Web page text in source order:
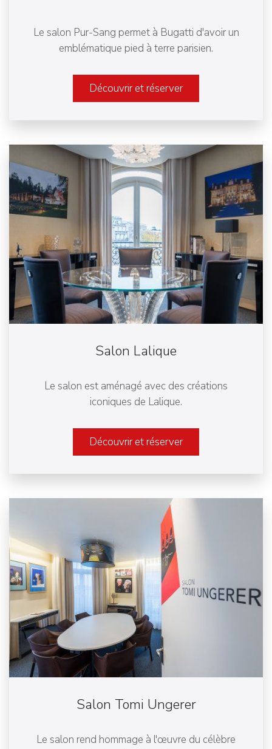
Le salon Pur-Sang permet à Bugatti d'avoir un
emblématique pied à terre parisien.
Découvrir et réserver
Salon Lalique
Le salon est aménagé avec des créations
iconiques de Lalique.
Découvrir et réserver
Salon Tomi Ungerer
Le salon rend hommage à l'œuvre du célèbre